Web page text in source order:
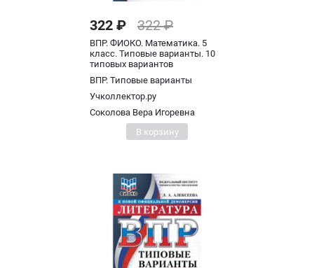
322 ₽ 322 ₽
ВПР. ФИОКО. Математика. 5
класс. Типовые варианты. 10
типовых вариантов
ВПР. Типовые варианты
Учколлектор.ру
Соколова Вера Игоревна
В корзину